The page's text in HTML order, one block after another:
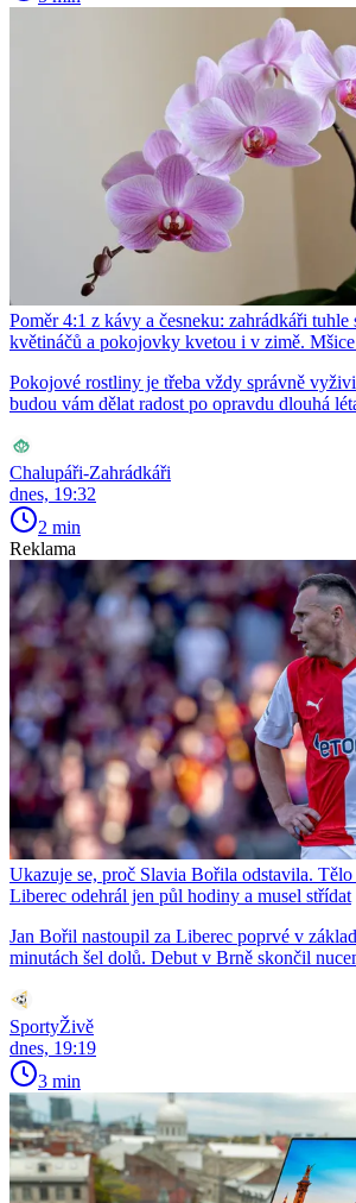
Poměr 4:1 z kávy a česneku: zahrádkáři tuhle
květináčů a pokojovky kvetou i v zimě.
Pokojové rostliny je třeba vždy správně
budou vám dělat radost po opravdu dlouhá
Chalupáři-Zahrádkáři
dnes, 19:32
2 min
Reklama
Ukazuje se, proč Slavia Bořila odstavila. Tělo
Liberec odehrál jen půl hodiny a musel střídat
Jan Bořil nastoupil za Liberec poprvé v
minutách šel dolů. Debut v Brně skončil
SportyŽivě
dnes, 19:19
3 min